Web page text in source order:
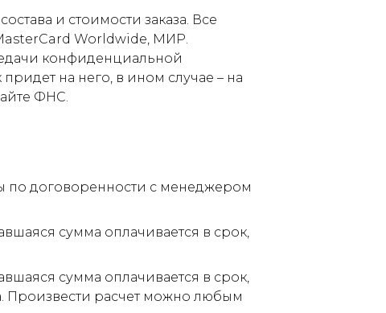
и стоимости заказа. Все
Worldwide, МИР.
конфиденциальной
на него, в ином случае – на
ФНС.
по договоренности с менеджером
сумма оплачивается в срок,
сумма оплачивается в срок,
Произвести расчет можно любым